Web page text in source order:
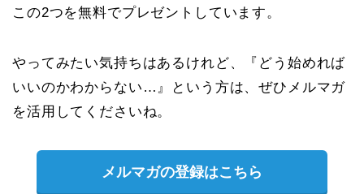
この2つを無料でプレゼントしています。
やってみたい気持ちはあるけれど、『どう始めれば
いいのかわからない…』という方は、ぜひメルマガ
を活用してくださいね。
メルマガの登録はこちら